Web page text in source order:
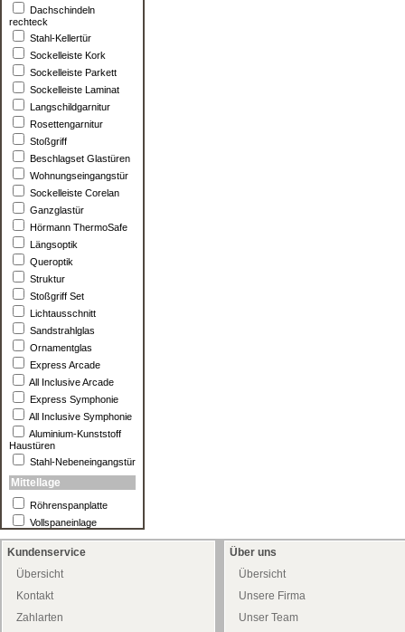
Dachschindeln
rechteck
Stahl-Kellertür
Sockelleiste Kork
Sockelleiste Parkett
Sockelleiste Laminat
Langschildgarnitur
Rosettengarnitur
Stoßgriff
Beschlagset Glastüren
Wohnungseingangstür
Sockelleiste Corelan
Ganzglastür
Hörmann ThermoSafe
Längsoptik
Queroptik
Struktur
Stoßgriff Set
Lichtausschnitt
Sandstrahlglas
Ornamentglas
Express Arcade
All Inclusive Arcade
Express Symphonie
All Inclusive Symphonie
Aluminium-Kunststoff
Haustüren
Stahl-Nebeneingangstür
Mittellage
Röhrenspanplatte
Vollspaneinlage
Kundenservice
Übersicht
Kontakt
Zahlarten
Über uns
Übersicht
Unsere Firma
Unser Team